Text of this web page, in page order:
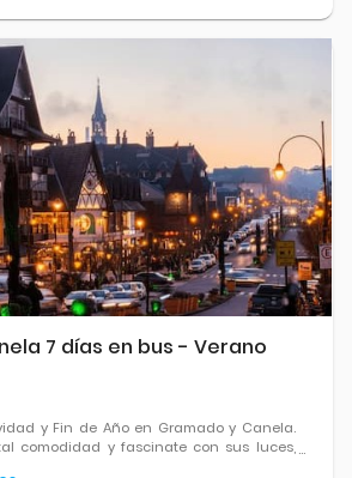
7 días en bus - Verano
y Fin de Año en Gramado y Canela.
comodidad y fascinate con sus luces,
de cuento y un clima festivo